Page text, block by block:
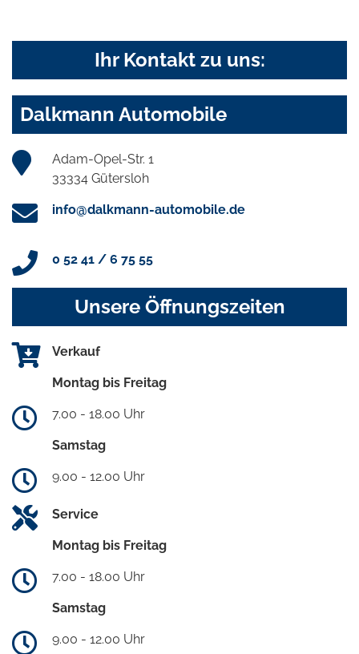
Ihr Kontakt zu uns:
Dalkmann Automobile
Adam-Opel-Str. 1
33334 Gütersloh
info@dalkmann-automobile.de
0 52 41 / 6 75 55
Unsere Öffnungszeiten
Verkauf
Montag bis Freitag
7.00 - 18.00 Uhr
Samstag
9.00 - 12.00 Uhr
Service
Montag bis Freitag
7.00 - 18.00 Uhr
Samstag
9.00 - 12.00 Uhr